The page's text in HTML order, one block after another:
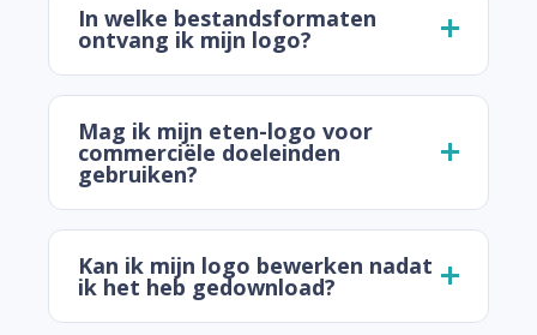
In welke bestandsformaten
ontvang ik mijn logo?
Mag ik mijn eten-logo voor
commerciële doeleinden
gebruiken?
Kan ik mijn logo bewerken nadat
ik het heb gedownload?